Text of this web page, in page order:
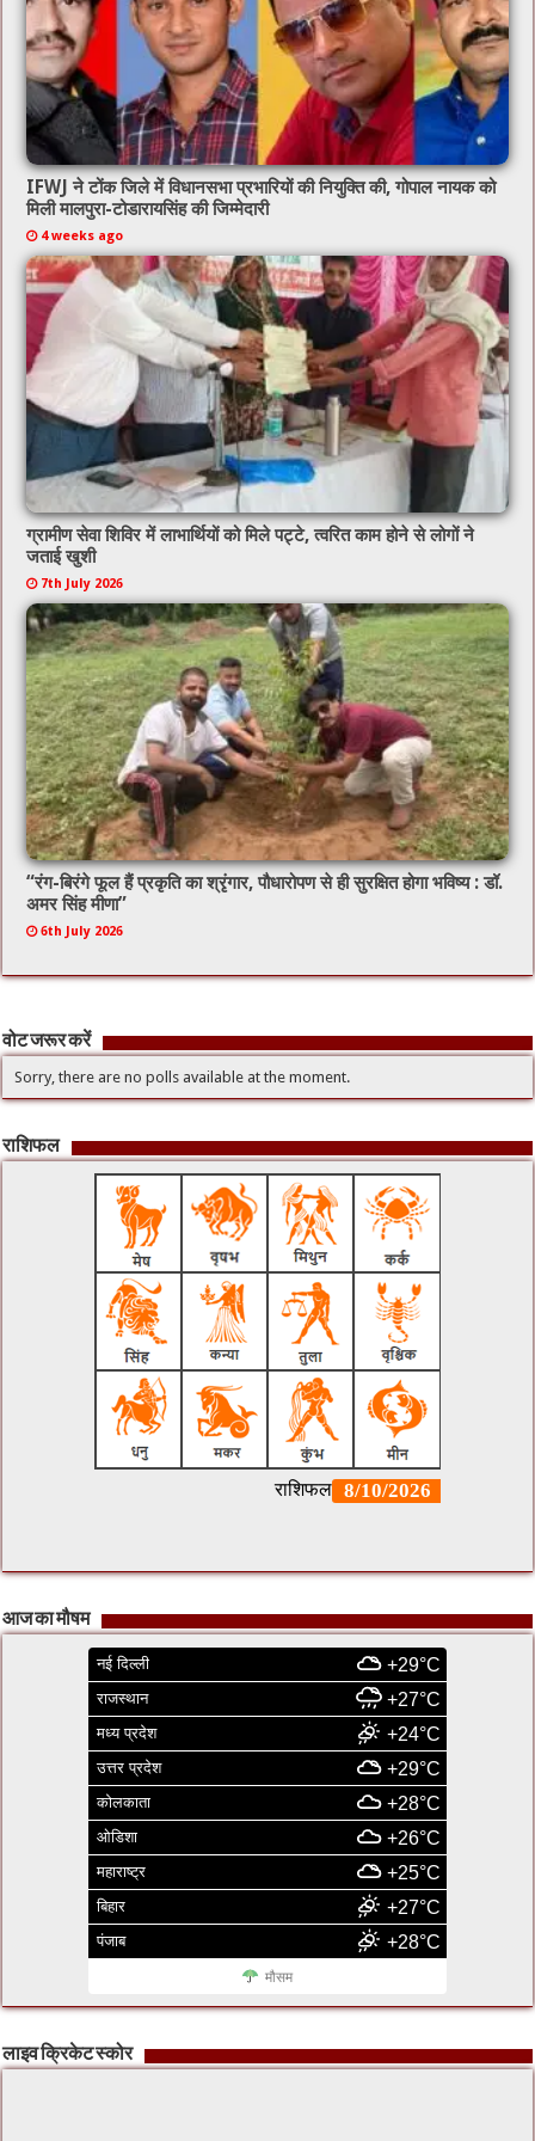
IFWJ ने टोंक जिले में विधानसभा प्रभारियों की नियुक्ति की, गोपाल नायक को
मिली मालपुरा-टोडारायसिंह की जिम्मेदारी
4 weeks ago
ग्रामीण सेवा शिविर में लाभार्थियों को मिले पट्टे, त्वरित काम होने से लोगों ने
जताई खुशी
7th July 2026
“रंग-बिरंगे फूल हैं प्रकृति का श्रृंगार, पौधारोपण से ही सुरक्षित होगा भविष्य : डॉ.
अमर सिंह मीणा”
6th July 2026
वोट जरूर करें
Sorry, there are no polls available at the moment.
राशिफल
आज का मौषम
नई दिल्ली +29°C
राजस्थान +27°C
मध्य प्रदेश +24°C
उत्तर प्रदेश +29°C
कोलकाता +28°C
ओडिशा +26°C
महाराष्ट्र +25°C
बिहार +27°C
पंजाब +28°C
मौसम
लाइव क्रिकेट स्कोर